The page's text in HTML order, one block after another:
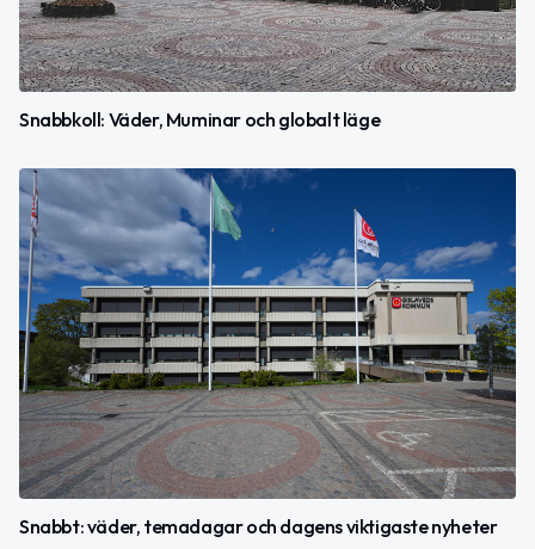
Snabbkoll: Väder, Muminar och globalt läge
Snabbt: väder, temadagar och dagens viktigaste nyheter